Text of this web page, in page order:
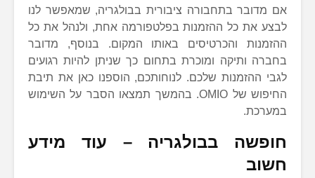
אם מדובר בתחבורה ציבורית בבולגריה, שמאפשר לנו
לבצע את כל ההזמנות בפלטפורמה אחת, ולנהל את כל
ההזמנות והכרטיסים באותו המקום. בנוסף, מדובר
בחברה ותיקה ומוכרת בתחום כך שניתן להיות רגועים
לגבי ההזמנות שלכם. לנוחותכם, הוספנו כאן את תיבת
החיפוש של OMIO. בהמשך תמצאו הסבר על השימוש
במערכת.
חופשה בבולגריה – עוד מידע
חשוב